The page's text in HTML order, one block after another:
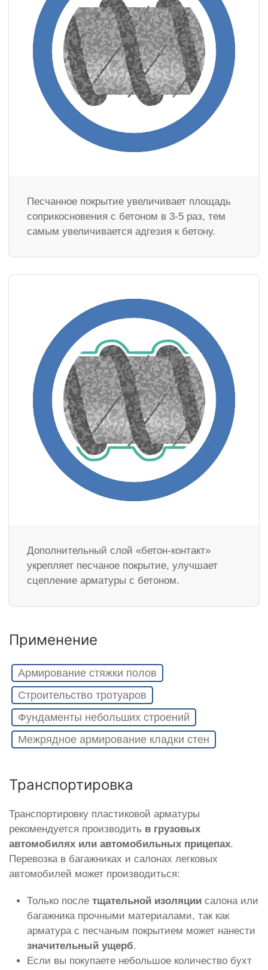
Песчанное покрытие увеличивает площадь
соприкосновения с бетоном в 3-5 раз, тем
самым увеличивается адгезия к бетону.
Дополнительный слой «бетон-контакт»
укрепляет песчаное покрытие, улучшает
сцепление арматуры с бетоном.
Применение
Армирование стяжки полов
Строительство тротуаров
Фундаменты небольших строений
Межрядное армирование кладки стен
Транспортировка
Транспортировку пластиковой арматуры
рекомендуется производить в грузовых
автомобилях или автомобильных прицепах.
Перевозка в багажниках и салонах легковых
автомобилей может производиться:
Только после тщательной изоляции салона или
багажника прочными материалами, так как
арматура с песчаным покрытием может нанести
значительный ущерб.
Если вы покупаете небольшое количество бухт